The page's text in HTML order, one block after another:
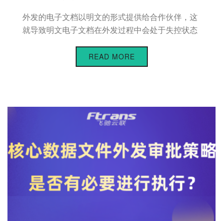
外发的电子文档以明文的形式提供给合作伙伴，这
就导致明文电子文档在外发过程中会处于失控状态
READ MORE